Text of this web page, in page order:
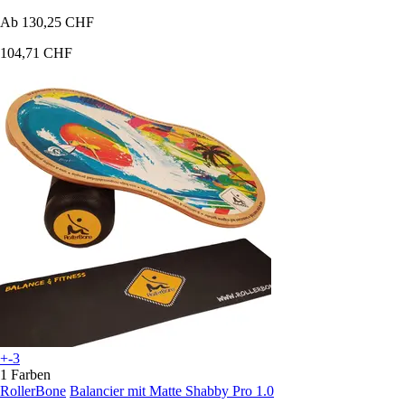
Ab 130,25 CHF
104,71 CHF
+-3
1 Farben
RollerBone Balancier mit Matte Shabby Pro 1.0